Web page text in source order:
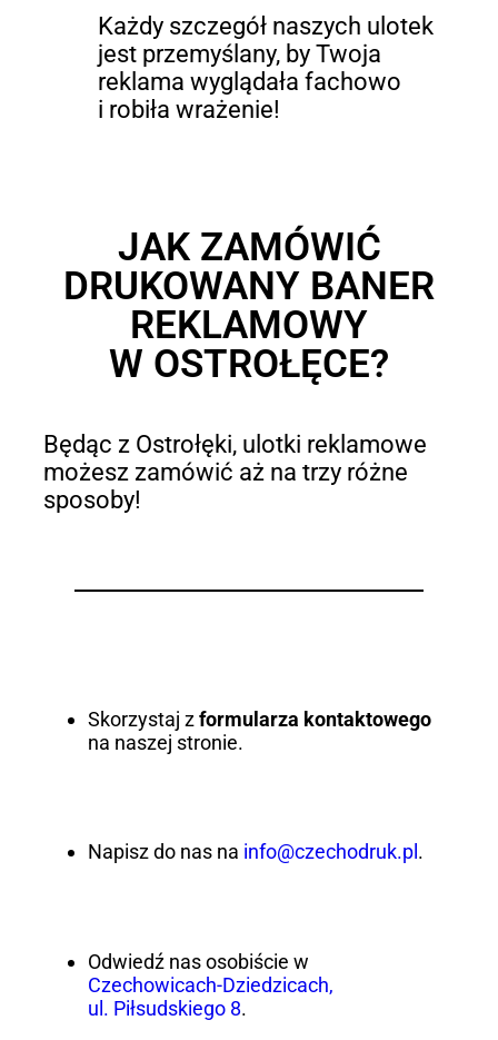
Każdy szczegół naszych ulotek
jest przemyślany, by Twoja
reklama wyglądała fachowo
i robiła wrażenie!
JAK ZAMÓWIĆ
DRUKOWANY BANER
REKLAMOWY
W OSTROŁĘCE?
Będąc z Ostrołęki, ulotki reklamowe
możesz zamówić aż na trzy różne
sposoby!
Skorzystaj zformularza kontaktowego
na naszej stronie.
Napisz do nas na info@czechodruk.pl .
Odwiedź nas osobiście w
Czechowicach-Dziedzicach,
ul. Piłsudskiego 8.